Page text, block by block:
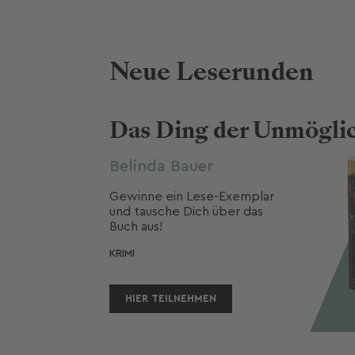
Neue Leserunden
Das Ding der
Belinda Bauer
Gewinne ein Lese-Exemplar
und tausche Dich über das
KRIMI
HIER TEILNEHMEN